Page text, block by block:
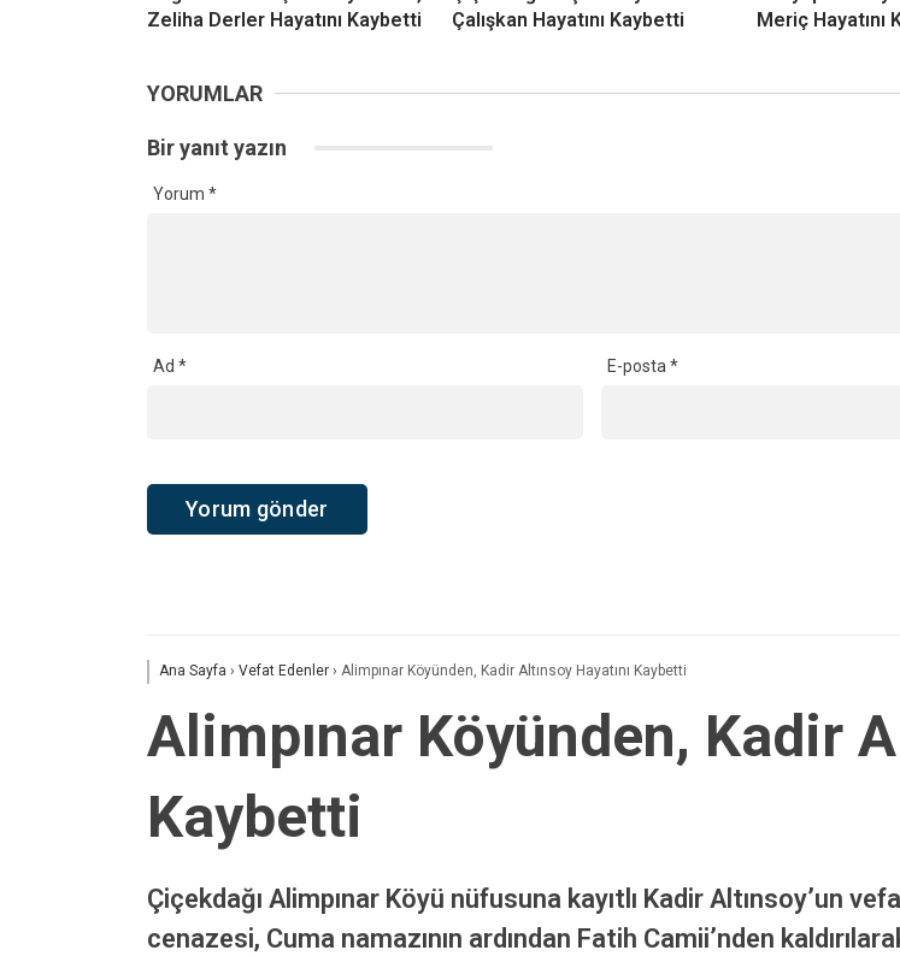
Zeliha Derler Hayatını Kaybetti
Çalışkan Hayatını Kaybetti
Meriç Hayatını
YORUMLAR
Bir yanıt yazın
Yorum *
Ad * E-posta *
Ana Sayfa › Vefat Edenler › Alimpınar Köyünden, Kadir Altınsoy Hayatını Kaybetti
Alimpınar Köyünden, Kadir
Kaybetti
Çiçekdağı Alimpınar Köyü nüfusuna kayıtlı Kadir Altınsoy’un
cenazesi, Cuma namazının ardından Fatih Camii’nden